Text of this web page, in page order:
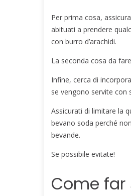
Per prima cosa,
abituati a prendere
con burro d’arachidi.
La seconda cosa da
Infine, cerca di
se vengono servite con
Assicurati di limitare la
bevano soda perché
bevande.
Se possibile evitate!
Come